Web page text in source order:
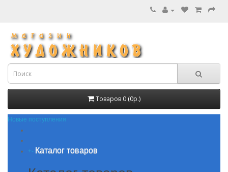
Товаров 0 (0р.)
Новые поступления
+- Каталог товаров